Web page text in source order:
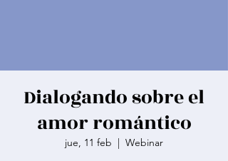
Dialogando sobre el
amor romántico
jue, 11 feb
  |
Webinar